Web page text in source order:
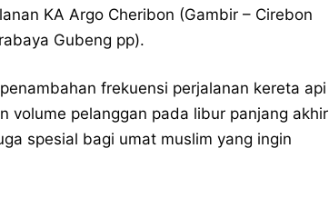
KA Argo Cheribon (Gambir – Cirebon
Gubeng pp).
frekuensi perjalanan kereta api
volume pelanggan pada libur panjang akhir
spesial bagi umat muslim yang ingin